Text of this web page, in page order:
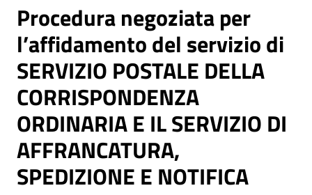
Procedura negoziata per
l’affidamento del servizio di
SERVIZIO POSTALE DELLA
CORRISPONDENZA
ORDINARIA E IL SERVIZIO DI
AFFRANCATURA,
SPEDIZIONE E NOTIFICA